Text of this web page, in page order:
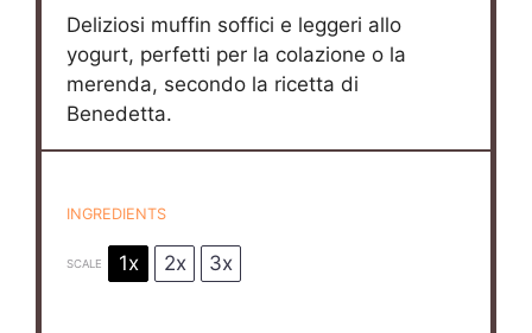
Deliziosi muffin soffici e leggeri allo
yogurt, perfetti per la colazione o la
merenda, secondo la ricetta di
Benedetta.
INGREDIENTS
SCALE 1x 2x 3x